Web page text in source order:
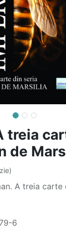
treia
de
A treia carte
6